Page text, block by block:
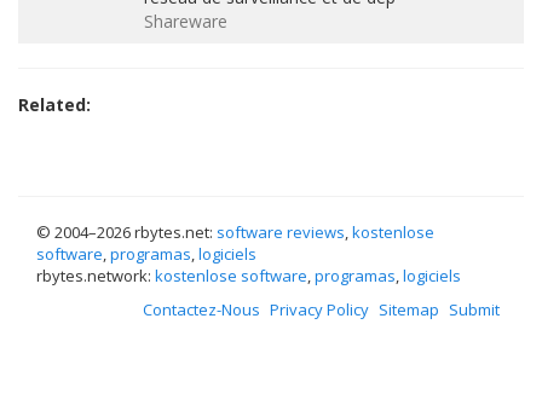
Shareware
Related:
© 2004–2026 rbytes.net: software reviews,kostenlose
software,programas,logiciels
rbytes.network: kostenlose software,programas,logiciels
Contactez-Nous Privacy Policy Sitemap Submit